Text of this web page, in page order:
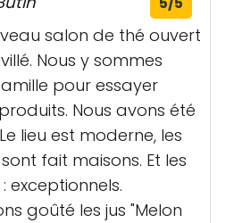
salon de thé ouvert
Nous y sommes
pour essayer
Nous avons été
lieu est moderne, les
fait maisons. Et les
exceptionnels.
goûté les jus "Melon